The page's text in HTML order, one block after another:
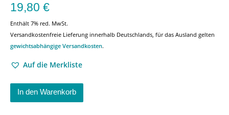
19,80 €
Enthält 7% red. MwSt.
Versandkostenfreie Lieferung innerhalb Deutschlands, für das Ausland gelten
gewichtsabhängige Versandkosten.
Auf die Merkliste
In den Warenkorb